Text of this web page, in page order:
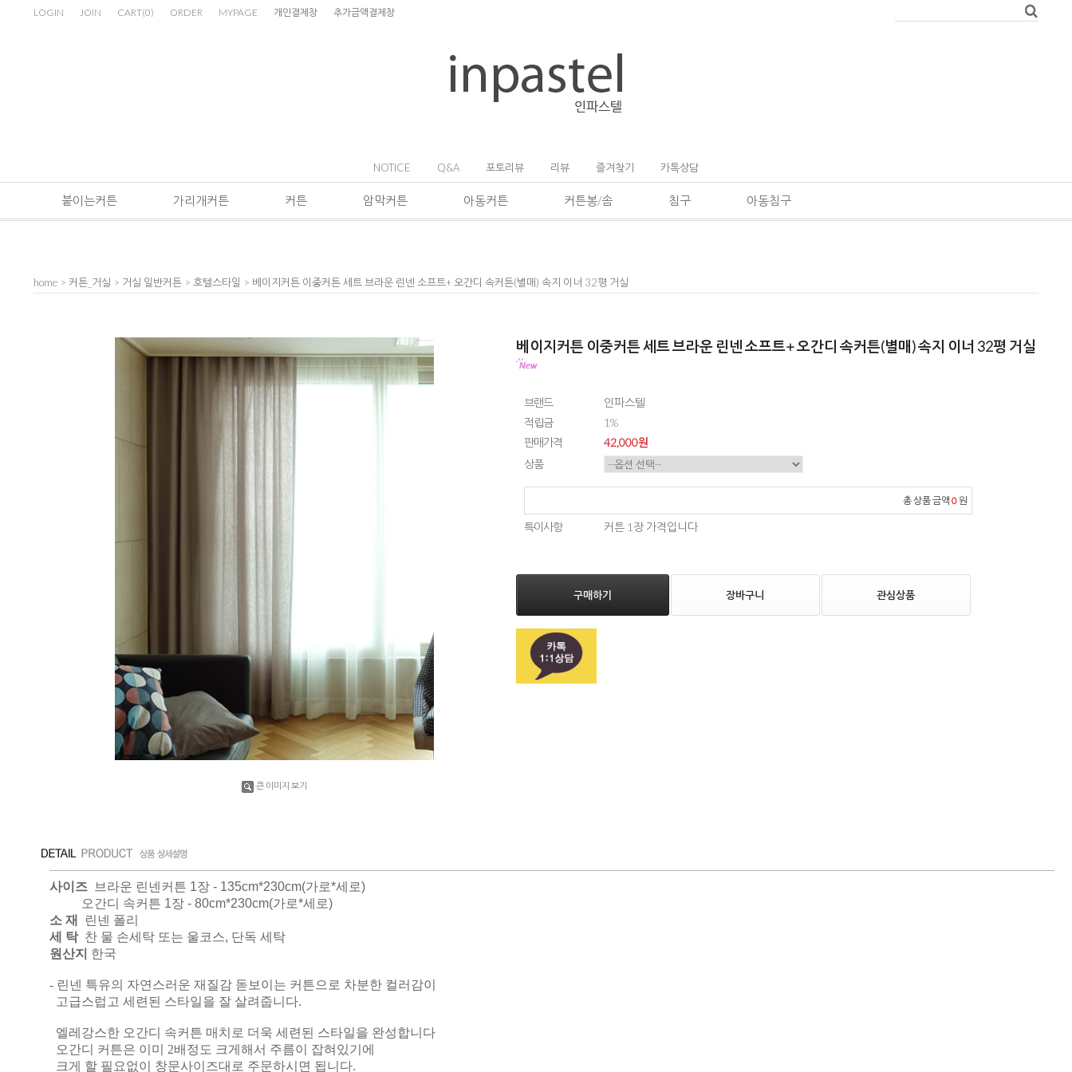
LOGIN JOIN CART(0) ORDER MYPAGE 개인결제창 추가금액결제창
NOTICE Q&A 포토리뷰 리뷰 즐겨찾기 카톡상담
붙이는커튼 가리개커튼 커튼 암막커튼 아동커튼 커튼봉/솜 침구 아동침구
home > 커튼_거실 > 거실 일반커튼 > 호텔스타일 > 베이지커튼 이중커튼 세트 브라운 린넨 소프트+ 오간디 속커튼(별매) 속지 이너 32평 거실
큰 이미지 보기
베이지커튼 이중커튼 세트 브라운 린넨 소프트+ 오간디 속커튼(별매) 속지 이너 32평 거실
브랜드
인파스텔
적립금
1%
판매가격
42,000원
상품
총 상품 금액 0 원
특이사항 커튼 1장 가격입니다
구매하기 장바구니 관심상품
사이즈
브라운 린넨커튼 1장 - 135cm*230cm(가로*세로)
오간디 속커튼 1장 - 80cm*230cm(가로*세로)
소 재
린넨 폴리
세 탁찬 물 손세탁 또는 울코스, 단독 세탁
원산지 한국
- 린넨 특유의 자연스러운 재질감 돋보이는 커튼으로 차분한 컬러감이
고급스럽고 세련된 스타일을 잘 살려줍니다.
엘레강스한 오간디 속커튼 매치로 더욱 세련된 스타일을 완성합니다
오간디 커튼은 이미 2배정도 크게해서 주름이 잡혀있기에
크게 할 필요없이 창문사이즈대로 주문하시면 됩니다.